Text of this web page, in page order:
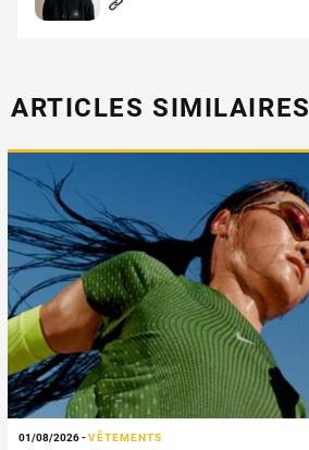
ARTICLES SIMILAIRES
01/08/2026-VÊTEMENTS